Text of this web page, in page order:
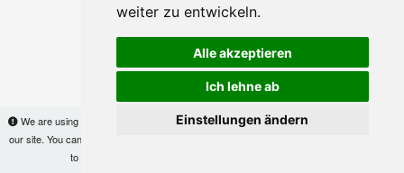
weiter zu entwickeln.
Alle akzeptieren
Ich lehne ab
Einstellungen ändern
We are using cookies to provide statistics that help us give you the best experience of
our site. You can find out more
to use the site without changes, you are agreeing to it.